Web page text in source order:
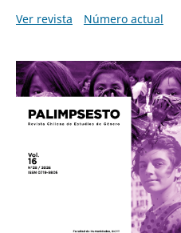
Ver revista
Número actual